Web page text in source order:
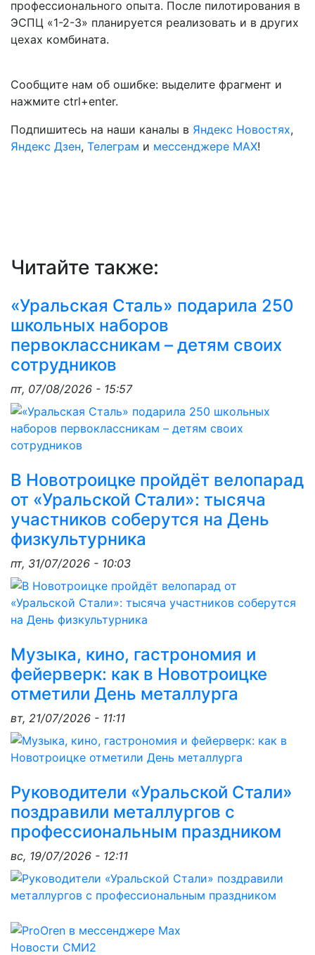
профессионального опыта. После пилотирования в
ЭСПЦ «1-2-3» планируется реализовать и в других
цехах комбината.
Сообщите нам об ошибке: выделите фрагмент и
нажмите ctrl+enter.
Подпишитесь на наши каналы в Яндекс Новостях,
Яндекс Дзен, Телеграм и мессенджере MAX!
Читайте также:
«Уральская Сталь» подарила 250
школьных наборов
первоклассникам – детям своих
сотрудников
пт, 07/08/2026 - 15:57
В Новотроицке пройдёт велопарад
от «Уральской Стали»: тысяча
участников соберутся на День
физкультурника
пт, 31/07/2026 - 10:03
Музыка, кино, гастрономия и
фейерверк: как в Новотроицке
отметили День металлурга
вт, 21/07/2026 - 11:11
Руководители «Уральской Стали»
поздравили металлургов с
профессиональным праздником
вс, 19/07/2026 - 12:11
Новости СМИ2